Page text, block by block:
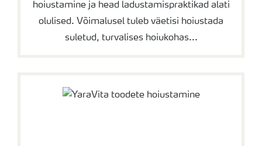
hoiustamine ja head ladustamispraktikad alati
olulised. Võimalusel tuleb väetisi hoiustada
suletud, turvalises hoiukohas...